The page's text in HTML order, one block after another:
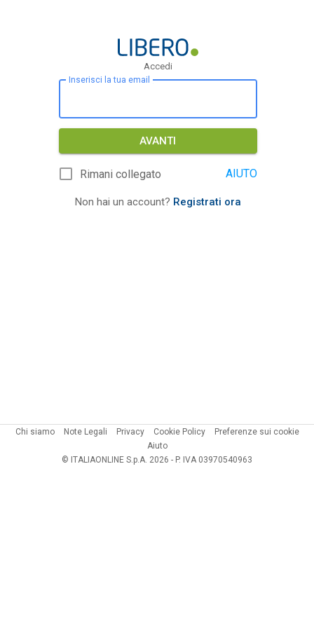
Accedi
Inserisci la tua email
AVANTI
Rimani collegato AIUTO
Non hai un account? Registrati ora
Chi siamo Note Legali Privacy Cookie Policy
Preferenze sui cookie
Aiuto
© ITALIAONLINE S.p.A. 2026 - P. IVA 03970540963